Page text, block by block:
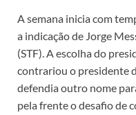
A semana inicia com
a indicação de Jorge
(STF). A escolha do
contrariou o presidente
defendia outro nome
pela frente o desafio de